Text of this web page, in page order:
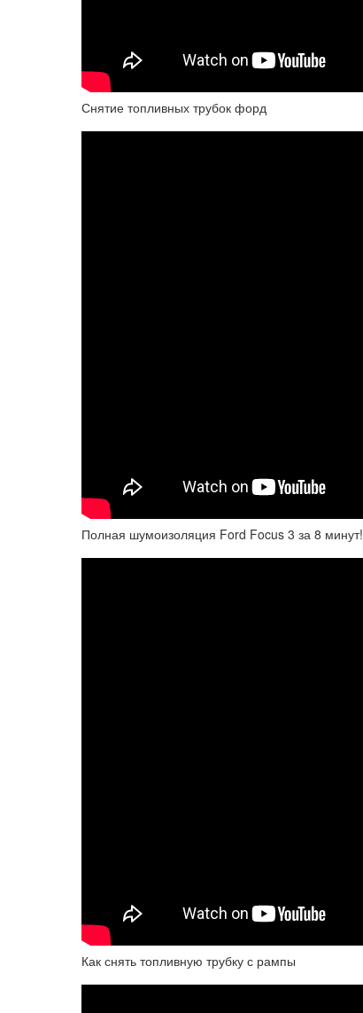
Снятие топливных трубок форд
Полная шумоизоляция Ford Focus 3 за 8 минут!
Как снять топливную трубку с рампы